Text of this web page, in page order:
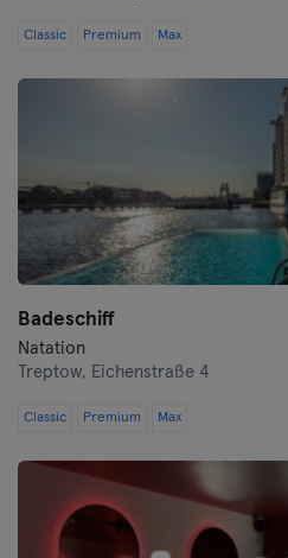
Classic Premium Max
Badeschiff
Natation
Treptow, Eichenstraße 4
Classic Premium Max